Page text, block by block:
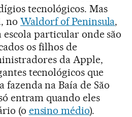
tecnológicos. Mas
no Waldorf of Peninsula,
escola particular onde são
os filhos de
da Apple,
tecnológicos que
na Baía de São
entram quando eles
(o ensino médio).